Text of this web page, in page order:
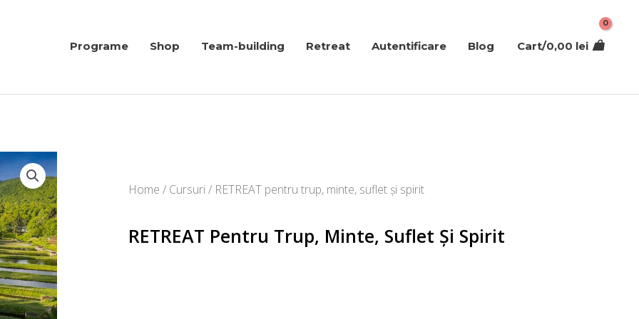
Programe Shop Team-building Retreat Autentificare Blog Cart/0,00 lei
Home / Cursuri/ RETREAT pentru trup, minte, suflet și spirit
RETREAT Pentru Trup, Minte, Suflet Și Spirit